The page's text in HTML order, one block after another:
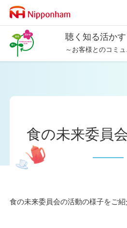
聴く知る活かす
～お客様とのコミ
食の未来委員
食の未来委員会の活動の様子をご紹